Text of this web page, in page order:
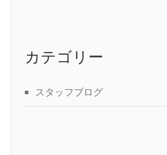
カテゴリー
スタッフブログ